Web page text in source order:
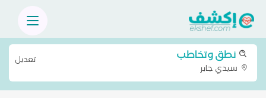
نطق وتخاطب
سيدي جابر
تعديل